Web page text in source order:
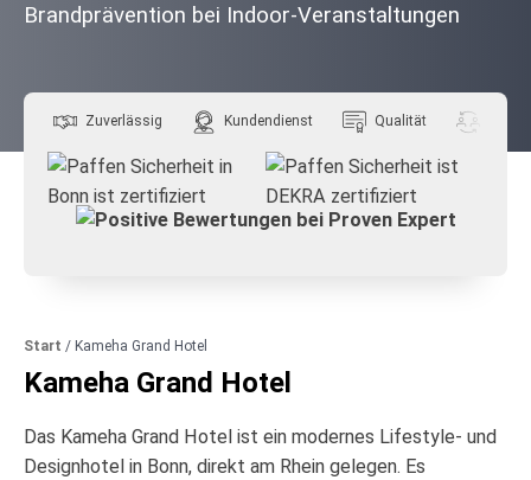
Brandprävention bei Indoor-Veranstaltungen
Zuverlässig Kundendienst Qualität
Start / Kameha Grand Hotel
Kameha Grand Hotel
Das Kameha Grand Hotel ist ein modernes Lifestyle- und
Designhotel in Bonn, direkt am Rhein gelegen. Es